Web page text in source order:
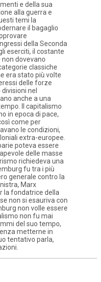
e della sua
alla guerra e
temi la
il bagaglio
della Seconda
eserciti, il costante
dovevano
classiche
era stato più volte
delle forze
nel
anche a una
Il capitalismo
in epoca di pace,
come per
le condizioni,
extra-europee.
poteva essere
delle masse
richiedeva una
fu tra i più
generale contro la
Marx
la fondatrice della
non si esauriva con
non volle essere
non fu mai
del suo tempo,
metterne in
tentativo parla,